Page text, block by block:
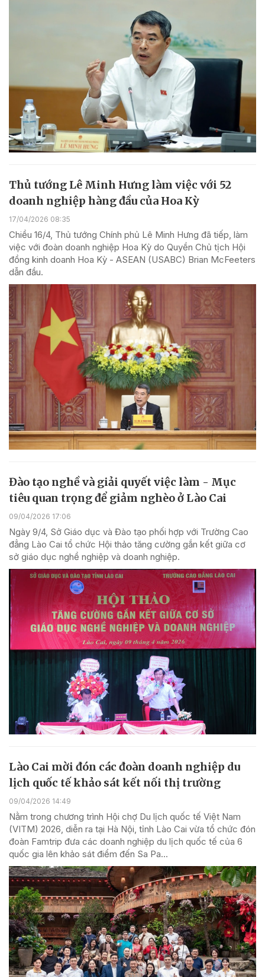
Thủ tướng Lê Minh Hưng làm việc với 52
doanh nghiệp hàng đầu của Hoa Kỳ
17/04/2026 08:35
Chiều 16/4, Thủ tướng Chính phủ Lê Minh Hưng đã tiếp, làm
việc với đoàn doanh nghiệp Hoa Kỳ do Quyền Chủ tịch Hội
đồng kinh doanh Hoa Kỳ - ASEAN (USABC) Brian McFeeters
dẫn đầu.
Đào tạo nghề và giải quyết việc làm - Mục
tiêu quan trọng để giảm nghèo ở Lào Cai
09/04/2026 17:06
Ngày 9/4, Sở Giáo dục và Đào tạo phối hợp với Trường Cao
đẳng Lào Cai tổ chức Hội thảo tăng cường gắn kết giữa cơ
sở giáo dục nghề nghiệp và doanh nghiệp.
Lào Cai mời đón các đoàn doanh nghiệp du
lịch quốc tế khảo sát kết nối thị trường
09/04/2026 14:49
Nằm trong chương trình Hội chợ Du lịch quốc tế Việt Nam
(VITM) 2026, diễn ra tại Hà Nội, tỉnh Lào Cai vừa tổ chức đón
đoàn Famtrip đưa các doanh nghiệp du lịch quốc tế của 6
quốc gia lên khảo sát điểm đến Sa Pa...